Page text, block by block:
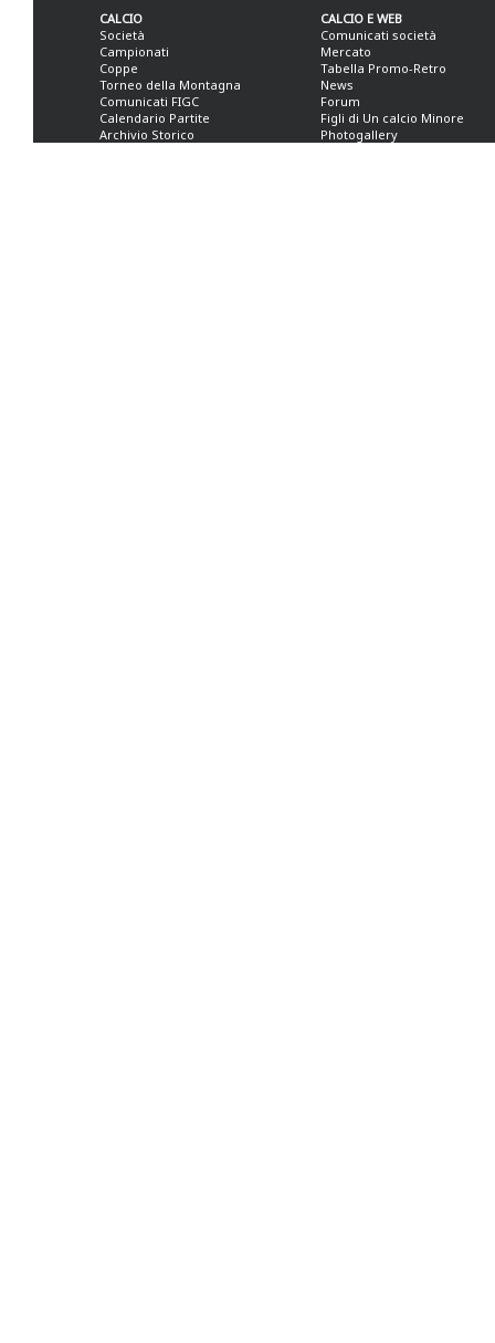
CALCIO
Società
Campionati
Coppe
Torneo della Montagna
Comunicati FIGC
Calendario Partite
Archivio Storico
CALCIO E WEB
Comunicati società
Mercato
Tabella Promo-Retro
News
Forum
Figli di Un calcio Minore
Photogallery